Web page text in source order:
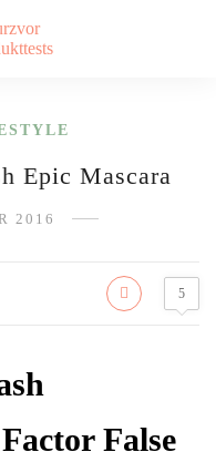
Epic Mascara
2016
5